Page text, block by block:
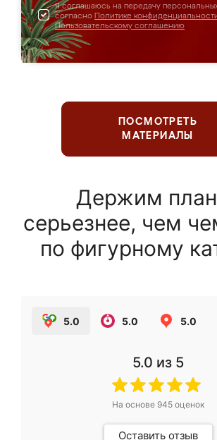
Я соглашаюсь на передачу
согласно Политике
Пользовательскому соглашению
ПОСМОТРЕТЬ
МАТЕРИАЛЫ
Держим
серьезнее, чем
по фигурному
5.0 5.0 5.0
5.0 из 5
На основе 945оценок
Оставить отзыв